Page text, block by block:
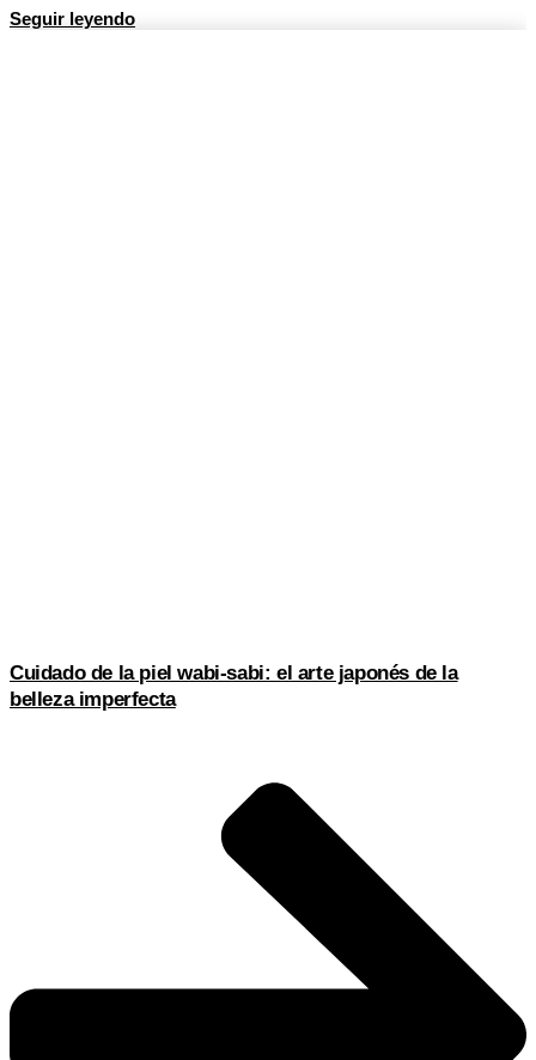
Seguir leyendo
Cuidado de la piel wabi-sabi: el arte japonés de la
belleza imperfecta